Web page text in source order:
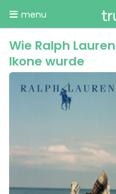
menu
Wie Ralph
Ikone wurde